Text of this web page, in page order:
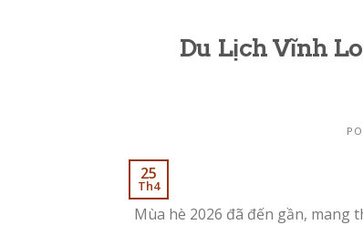
Du Lịch Vĩnh
25
Th4
Mùa hè 2026 đã đến gần, mang